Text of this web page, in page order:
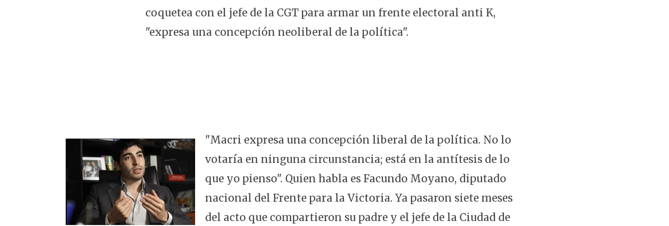
A
p
p
b
o
o
y ra
m
coquetea con el jefe de la CGT para armar un frente electoral anti K,
"expresa una concepción neoliberal de la política".
"Macri expresa una concepción liberal de la política. No lo
votaría en ninguna circunstancia; está en la antítesis de lo
que yo pienso". Quien habla es Facundo Moyano, diputado
nacional del Frente para la Victoria. Ya pasaron siete meses
del acto que compartieron su padre y el jefe de la Ciudad de